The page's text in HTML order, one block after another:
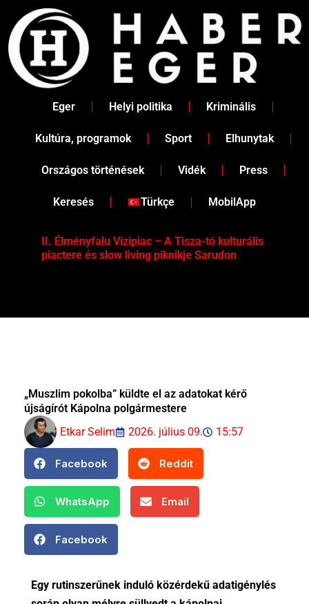
content
Eger Helyi politika Kriminális
Kultúra, programok Sport Elhunytak
Országos történések Vidék Press
Keresés Türkçe MobilApp
II. Élményfalu Vízipiac – A Tisza-tó kulturális
piactere és slow living piknikje Sarudon
„Muszlim pokolba” küldte el az adatokat kérő
újságírót Kápolna polgármestere
Etkar Selim
2026. július 09. 15:57
Facebook Reddit
WhatsApp Email
Facebook
Egy rutinszerűnek induló közérdekű adatigénylés